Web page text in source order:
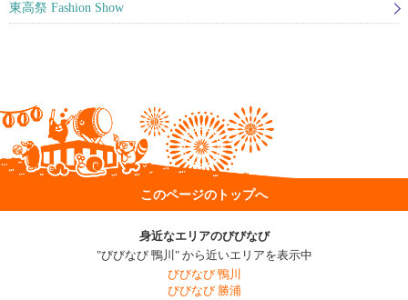
東高祭 Fashion Show
このページのトップへ
身近なエリアのびびなび
"びびなび 鴨川" から近いエリアを表示中
びびなび 鴨川
びびなび 勝浦